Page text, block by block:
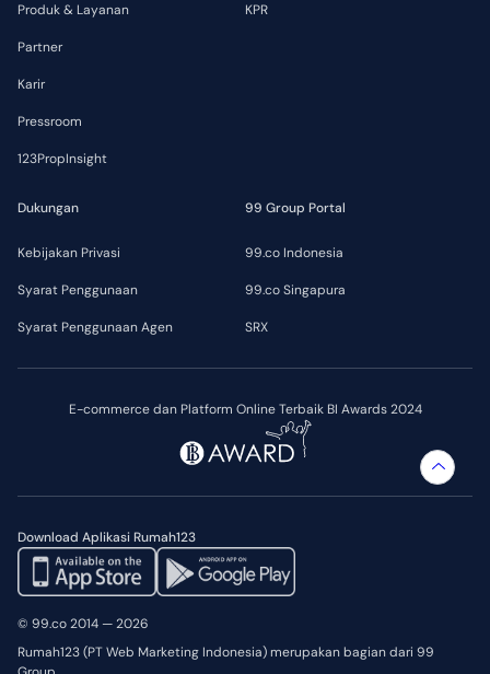
E-commerce dan Platform Online Terbaik BI Awards 2024
Download Aplikasi Rumah123
Produk & Layanan
Partner
Karir
Pressroom
123PropInsight
KPR
Dukungan
Kebijakan Privasi
Syarat Penggunaan
Syarat Penggunaan Agen
99 Group Portal
99.co Indonesia
99.co Singapura
SRX
© 99.co 2014 — 2026
Rumah123 (PT Web Marketing Indonesia) merupakan bagian dari 99